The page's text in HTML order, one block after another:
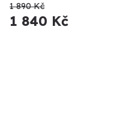
1 890 Kč
1 840 Kč